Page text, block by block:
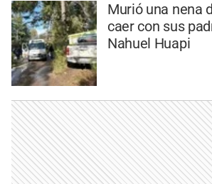
Murió una nena
caer con sus
Nahuel Huapi